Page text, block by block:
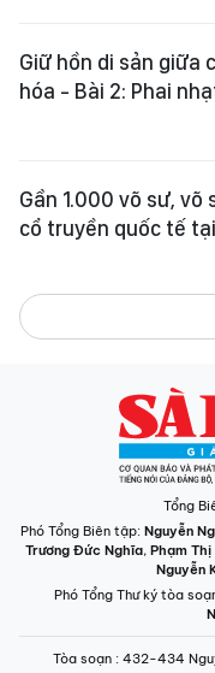
Giữ hồn di sản giữa
hóa - Bài 2: Phai
Gần 1.000 võ sư, võ
cổ truyền quốc tế
Tổng
Phó Tổng Biên tập: Nguyễn
Trương Đức Nghĩa, Phạm Thị
Nguyễn
Phó Tổng Thư ký tòa
Tòa soạn : 432-434